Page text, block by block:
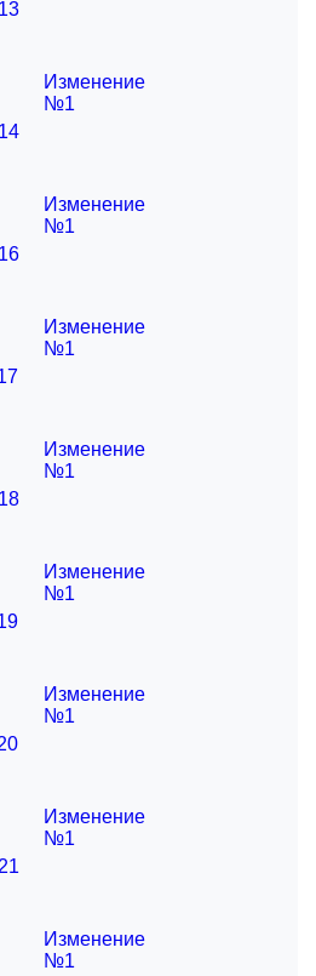
Изменение
№1
Изменение
№1
Изменение
№1
Изменение
№1
Изменение
№1
Изменение
№1
Изменение
№1
Изменение
№1
персональных данных